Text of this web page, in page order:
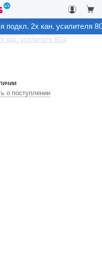
автозвук
кан. усилителя 8Ga
подкл. 2х кан. усилителя
о поступлении